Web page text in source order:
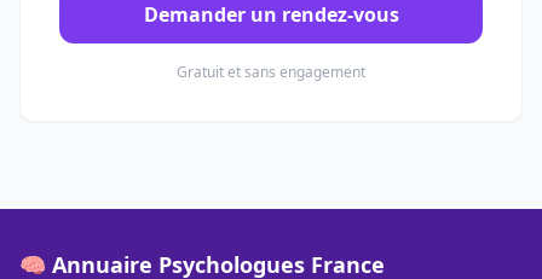
Demander un rendez-vous
Gratuit et sans engagement
🧠 Annuaire Psychologues France